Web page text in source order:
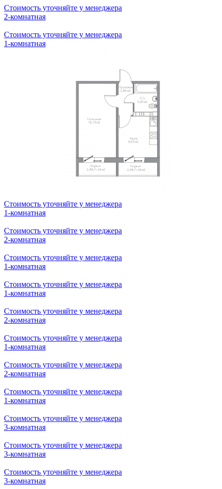
Стоимость уточняйте у менеджера
1-комнатная
Стоимость уточняйте у менеджера
1-комнатная
Стоимость уточняйте у менеджера
Стоимость уточняйте у менеджера
Стоимость уточняйте у менеджера
1-комнатная
Стоимость уточняйте у менеджера
2-комнатная
Стоимость уточняйте у менеджера
1-комнатная
Стоимость уточняйте у менеджера
1-комнатная
Стоимость уточняйте у менеджера
2-комнатная
Стоимость уточняйте у менеджера
1-комнатная
Стоимость уточняйте у менеджера
2-комнатная